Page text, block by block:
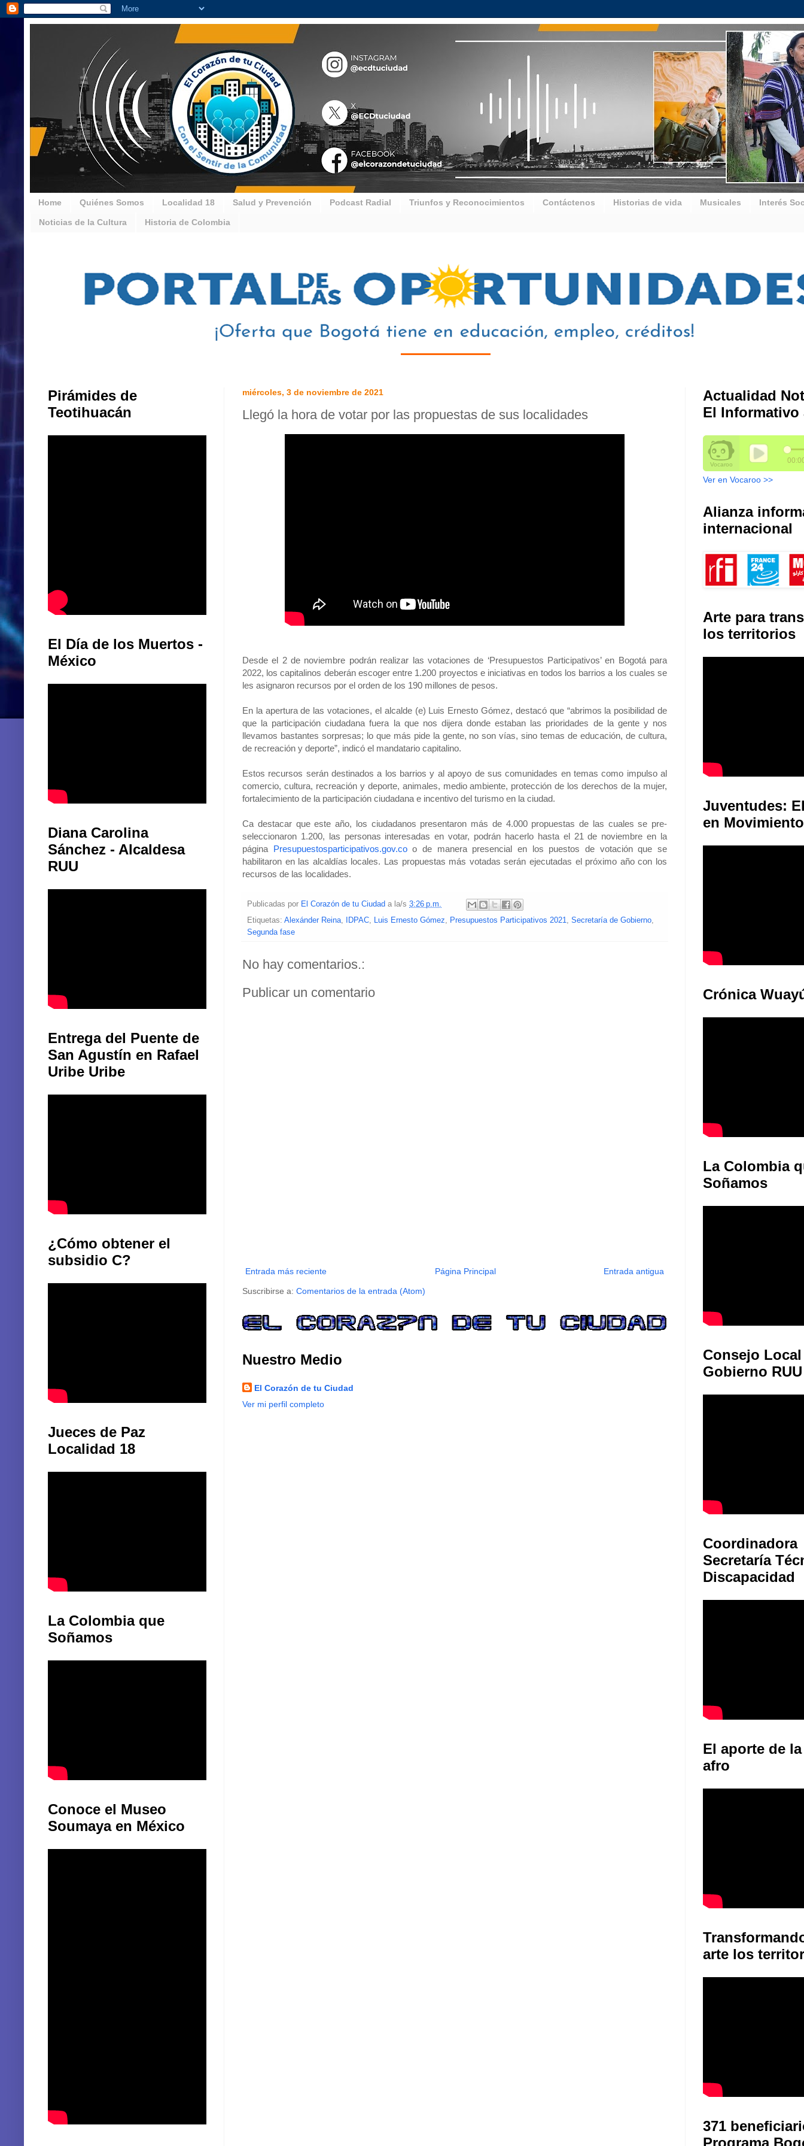
Home Quiénes Somos Localidad 18 Salud y Prevención Podcast Radial Triunfos y Reconocimientos Contáctenos Historias de vida Musicales Interés
Noticias de la Cultura Historia de Colombia
miércoles, 3 de noviembre de 2021
Llegó la hora de votar por las propuestas de sus localidades
Desde el 2 de noviembre podrán realizar las votaciones de ‘Presupuestos Participativos’ en Bogotá para
2022, los capitalinos deberán escoger entre 1.200 proyectos e iniciativas en todos los barrios a los cuales se
les asignaron recursos por el orden de los 190 millones de pesos.
En la apertura de las votaciones, el alcalde (e) Luis Ernesto Gómez, destacó que “abrimos la posibilidad de
que la participación ciudadana fuera la que nos dijera donde estaban las prioridades de la gente y nos
llevamos bastantes sorpresas; lo que más pide la gente, no son vías, sino temas de educación, de cultura,
de recreación y deporte”, indicó el mandatario capitalino.
Estos recursos serán destinados a los barrios y al apoyo de sus comunidades en temas como impulso al
comercio, cultura, recreación y deporte, animales, medio ambiente, protección de los derechos de la mujer,
fortalecimiento de la participación ciudadana e incentivo del turismo en la ciudad.
Ca destacar que este año, los ciudadanos presentaron más de 4.000 propuestas de las cuales se pre-
seleccionaron 1.200, las personas interesadas en votar, podrán hacerlo hasta el 21 de noviembre en la
página Presupuestosparticipativos.gov.coo de manera presencial en los puestos de votación que se
habilitaron en las alcaldías locales. Las propuestas más votadas serán ejecutadas el próximo año con los
recursos de las localidades.
Publicadas por El Corazón de tu Ciudad a la/s 3:26 p.m.
Etiquetas: Alexánder Reina, IDPAC, Luis Ernesto Gómez, Presupuestos Participativos 2021, Secretaría de Gobierno,
Segunda fase
No hay comentarios.:
Publicar un comentario
Entrada más reciente Entrada antigua
Página Principal
Suscribirse a: Comentarios de la entrada (Atom)
Nuestro Medio
El Corazón de tu Ciudad
Ver mi perfil completo
Pirámides de
Teotihuacán
El Día de los Muertos -
México
Diana Carolina
Sánchez - Alcaldesa
RUU
Entrega del Puente de
San Agustín en Rafael
Uribe Uribe
¿Cómo obtener el
subsidio C?
Jueces de Paz
Localidad 18
La Colombia que
Soñamos
Conoce el Museo
Soumaya en México
Actualidad
El Informativo
Ver en Vocaroo >>
Alianza
internacional
Arte para
los territorios
Juventudes:
en Movimiento
Crónica
La Colombia
Soñamos
Consejo
Gobierno RUU
Coordinadora
Secretaría
Discapacidad
El aporte de
afro
arte los
371